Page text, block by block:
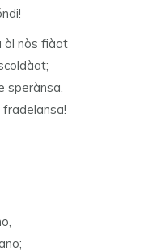
òl nòs fiàat
sperànsa,